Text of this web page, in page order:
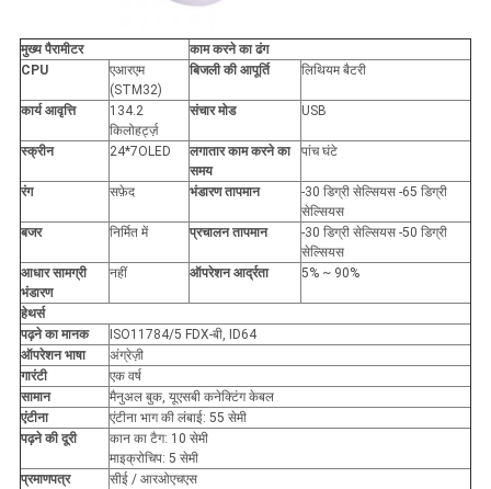
मुख्य पैरामीटर
काम करने का ढंग
CPU
एआरएम
(STM32)
बिजली की आपूर्ति लिथियम बैटरी
कार्य आवृत्ति
134.2
किलोहर्ट्ज़
संचार मोड USB
स्क्रीन 24*7OLED
लगातार काम करने का
समय
पांच घंटे
रंग सफ़ेद भंडारण तापमान
-30 डिग्री सेल्सियस -65 डिग्री
सेल्सियस
बजर
निर्मित में प्रचालन तापमान
-30 डिग्री सेल्सियस -50 डिग्री
सेल्सियस
आधार सामग्री
भंडारण
नहीं ऑपरेशन आर्द्रता 5% ~ 90%
हेथर्स
पढ़ने का मानक
ISO11784/5 FDX-बी, ID64
ऑपरेशन भाषा
अंग्रेज़ी
गारंटी
एक वर्ष
सामान
मैनुअल बुक, यूएसबी कनेक्टिंग केबल
एंटीना
एंटीना भाग की लंबाई: 55 सेमी
पढ़ने की दूरी
कान का टैग: 10 सेमी
माइक्रोचिप: 5 सेमी
प्रमाणपत्र
सीई / आरओएचएस